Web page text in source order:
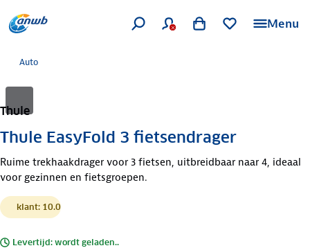
Menu
Auto
Thule
Thule EasyFold 3 fietsendrager
Ruime trekhaakdrager voor 3 fietsen, uitbreidbaar naar 4, ideaal
voor gezinnen en fietsgroepen.
klant: 10.0
Levertijd: wordt geladen..